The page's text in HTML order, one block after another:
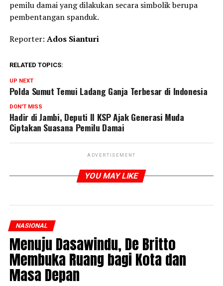
pemilu damai yang dilakukan secara simbolik berupa
pembentangan spanduk.
Reporter: Ados Sianturi
RELATED TOPICS:
UP NEXT
Polda Sumut Temui Ladang Ganja Terbesar di Indonesia
DON'T MISS
Hadir di Jambi, Deputi II KSP Ajak Generasi Muda
Ciptakan Suasana Pemilu Damai
ADVERTISEMENT
YOU MAY LIKE
NASIONAL
Menuju Dasawindu, De Britto
Membuka Ruang bagi Kota dan
Masa Depan